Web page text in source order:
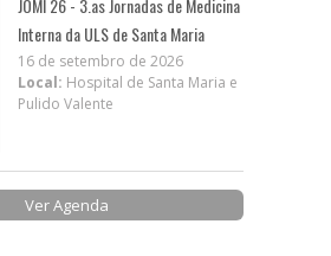
Interna da ULS de Santa Maria
16 de setembro de 2026
Local: Hospital de Santa Maria e
Pulido Valente
Ver Agenda